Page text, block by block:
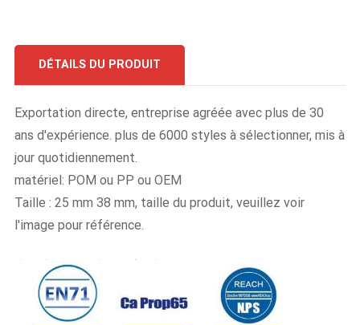
DÉTAILS DU PRODUIT
Exportation directe, entreprise agréée avec plus de 30
ans d'expérience. plus de 6000 styles à sélectionner, mis à
jour quotidiennement.
matériel: POM ou PP ou OEM
Taille : 25 mm 38 mm, taille du produit, veuillez voir
l'image pour référence.